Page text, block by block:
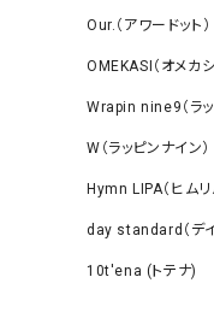
Our.（アワードット）
OMEKASI（オメカシ
Wrapin nine9（ラッ
W（ラッピンナイン）
Hymn LIPA（ヒムリ
day standard（デイ
10t'ena (トテナ)